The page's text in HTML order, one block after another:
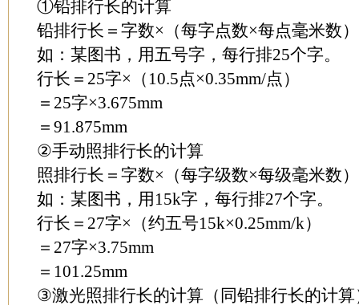
①铅排行长的计算
铅排行长＝字数×（每字点数×每点毫米数）
如：某图书，用五号字，每行排25个字。
行长＝25字×（10.5点×0.35mm/点）
＝25字×3.675mm
＝91.875mm
②手动照排行长的计算
照排行长＝字数×（每字级数×每级毫米数）
如：某图书，用15k字，每行排27个字。
行长＝27字×（约五号15k×0.25mm/k）
＝27字×3.75mm
＝101.25mm
③激光照排行长的计算（同铅排行长的计算